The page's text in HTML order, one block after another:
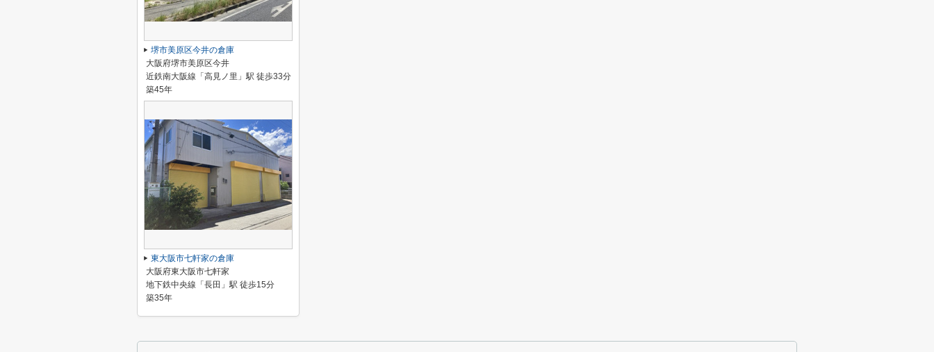
堺市美原区今井の倉庫
大阪府堺市美原区今井
近鉄南大阪線「高見ノ里」駅 徒歩33分
築45年
東大阪市七軒家の倉庫
大阪府東大阪市七軒家
地下鉄中央線「長田」駅 徒歩15分
築35年